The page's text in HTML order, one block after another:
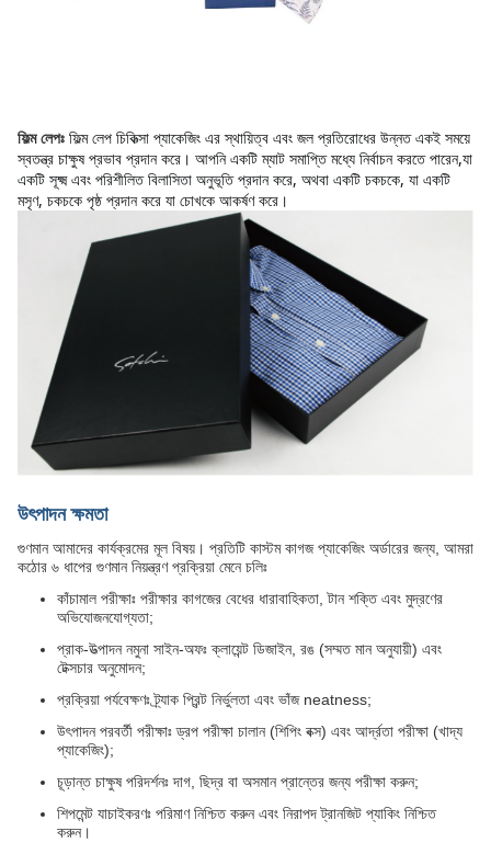
ফিল্ম লেপঃ ফিল্ম লেপ চিকিত্সা প্যাকেজিং এর স্থায়িত্ব এবং জল প্রতিরোধের উন্নত একই সময়ে
স্বতন্ত্র চাক্ষুষ প্রভাব প্রদান করে। আপনি একটি ম্যাট সমাপ্তি মধ্যে নির্বাচন করতে পারেন,যা
একটি সূক্ষ্ম এবং পরিশীলিত বিলাসিতা অনুভূতি প্রদান করে, অথবা একটি চকচকে, যা একটি
মসৃণ, চকচকে পৃষ্ঠ প্রদান করে যা চোখকে আকর্ষণ করে।
উৎপাদন ক্ষমতা
গুণমান আমাদের কার্যক্রমের মূল বিষয়। প্রতিটি কাস্টম কাগজ প্যাকেজিং অর্ডারের জন্য, আমরা
কঠোর ৬ ধাপের গুণমান নিয়ন্ত্রণ প্রক্রিয়া মেনে চলিঃ
কাঁচামাল পরীক্ষাঃ পরীক্ষার কাগজের বেধের ধারাবাহিকতা, টান শক্তি এবং মুদ্রণের
অভিযোজনযোগ্যতা;
প্রাক-উত্পাদন নমুনা সাইন-অফঃ ক্লায়েন্ট ডিজাইন, রঙ (সম্মত মান অনুযায়ী) এবং
টেক্সচার অনুমোদন;
প্রক্রিয়া পর্যবেক্ষণঃ ট্র্যাক প্রিন্ট নির্ভুলতা এবং ভাঁজ neatness;
উৎপাদন পরবর্তী পরীক্ষাঃ ড্রপ পরীক্ষা চালান (শিপিং বক্স) এবং আর্দ্রতা পরীক্ষা (খাদ্য
প্যাকেজিং);
চূড়ান্ত চাক্ষুষ পরিদর্শনঃ দাগ, ছিদ্র বা অসমান প্রান্তের জন্য পরীক্ষা করুন;
শিপমেন্ট যাচাইকরণঃ পরিমাণ নিশ্চিত করুন এবং নিরাপদ ট্রানজিট প্যাকিং নিশ্চিত
করুন।